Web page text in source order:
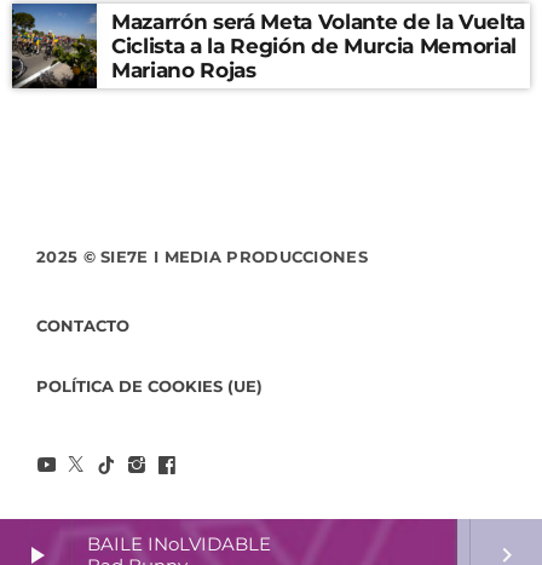
play_arrow
BAILE INoLVIDABLE
keyboard_arrow_right
Mazarrón será Meta Volante de la Vuelta
Ciclista a la Región de Murcia Memorial
Mariano Rojas
2025 © SIE7E I MEDIA PRODUCCIONES
CONTACTO
POLÍTICA DE COOKIES (UE)